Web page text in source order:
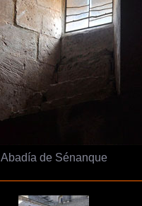
Abadía de Sénanque